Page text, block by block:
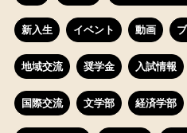
新入生 イベント 動画
地域交流 奨学金 入試情報
国際交流 文学部 経済学部